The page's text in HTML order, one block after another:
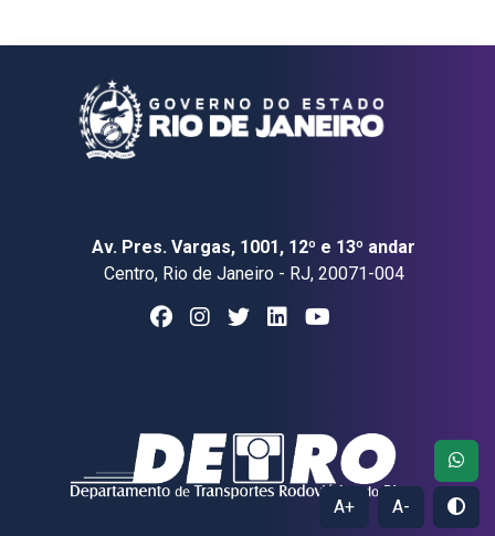
A+ A-
Av. Pres. Vargas, 1001, 12º e 13º andar
Centro, Rio de Janeiro - RJ, 20071-004